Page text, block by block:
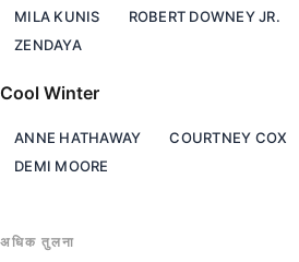
MILA KUNIS ROBERT DOWNEY JR.
ZENDAYA
Cool Winter
ANNE HATHAWAY COURTNEY COX
DEMI MOORE
अधिक तुलना